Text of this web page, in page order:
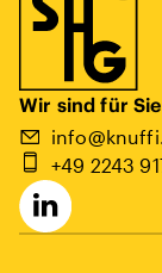
Wir sind für
+49 2243